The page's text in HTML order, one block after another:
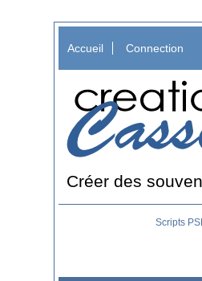
Accueil Connection
Créer des
Scripts